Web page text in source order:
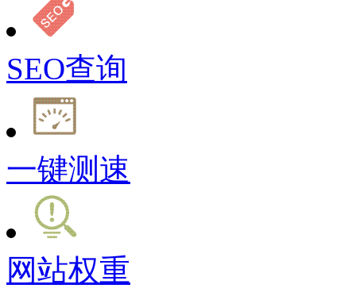
SEO查询
一键测速
网站权重